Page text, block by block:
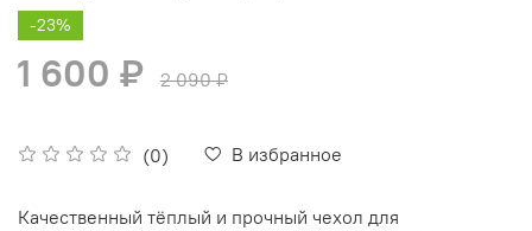
(0) В избранное
-23%
1 600 ₽ 2 090 ₽
Качественный тёплый и прочный чехол для